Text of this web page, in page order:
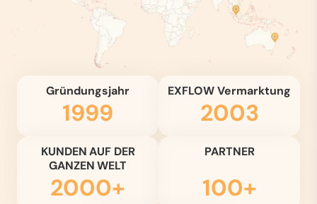
Gründungsjahr
1999
EXFLOW Vermarktung
2003
KUNDEN AUF DER
GANZEN WELT
2000+
PARTNER
100+